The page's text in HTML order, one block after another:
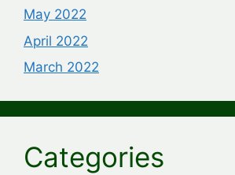
May 2022
April 2022
March 2022
Categories